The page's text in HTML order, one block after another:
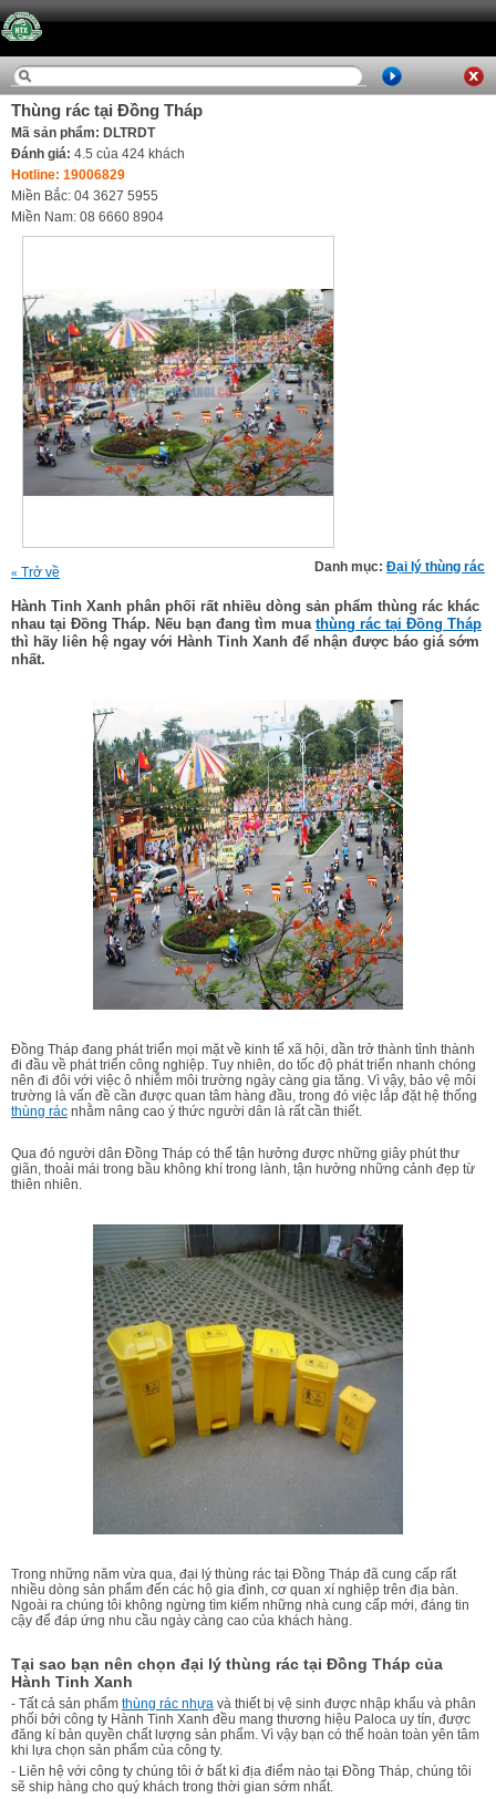
Thùng rác tại Đồng Tháp
Mã sản phẩm: DLTRDT
Đánh giá: 4.5 của 424 khách
Hotline: 19006829
Miền Bắc: 04 3627 5955
Miền Nam: 08 6660 8904
« Trở về Danh mục: Đại lý thùng rác
Hành Tinh Xanh phân phối rất nhiều dòng sản phẩm thùng rác khác
nhau tại Đồng Tháp. Nếu bạn đang tìm mua thùng rác tại Đồng Tháp
thì hãy liên hệ ngay với Hành Tinh Xanh để nhận được báo giá sớm
nhất.
Đồng Tháp đang phát triển mọi mặt về kinh tế xã hội, dần trở thành tỉnh thành
đi đầu về phát triển công nghiệp. Tuy nhiên, do tốc độ phát triển nhanh chóng
nên đi đôi với việc ô nhiễm môi trường ngày càng gia tăng. Vì vậy, bảo vệ môi
trường là vấn đề cần được quan tâm hàng đầu, trong đó việc lắp đặt hệ thống
thùng rác nhằm nâng cao ý thức người dân là rất cần thiết.
Qua đó người dân Đồng Tháp có thể tận hưởng được những giây phút thư
giãn, thoải mái trong bầu không khí trong lành, tận hưởng những cảnh đẹp từ
thiên nhiên.
Trong những năm vừa qua, đại lý thùng rác tại Đồng Tháp đã cung cấp rất
nhiều dòng sản phẩm đến các hộ gia đình, cơ quan xí nghiệp trên địa bàn.
Ngoài ra chúng tôi không ngừng tìm kiếm những nhà cung cấp mới, đáng tin
cậy để đáp ứng nhu cầu ngày càng cao của khách hàng.
Tại sao bạn nên chọn đại lý thùng rác tại Đồng Tháp của
Hành Tinh Xanh
- Tất cả sản phẩm thùng rác nhựa và thiết bị vệ sinh được nhập khẩu và phân
phối bởi công ty Hành Tinh Xanh đều mang thương hiệu Paloca uy tín, được
đăng kí bản quyền chất lượng sản phẩm. Vì vậy bạn có thể hoàn toàn yên tâm
khi lựa chọn sản phẩm của công ty.
- Liên hệ với công ty chúng tôi ở bất kì địa điểm nào tại Đồng Tháp, chúng tôi
sẽ ship hàng cho quý khách trong thời gian sớm nhất.